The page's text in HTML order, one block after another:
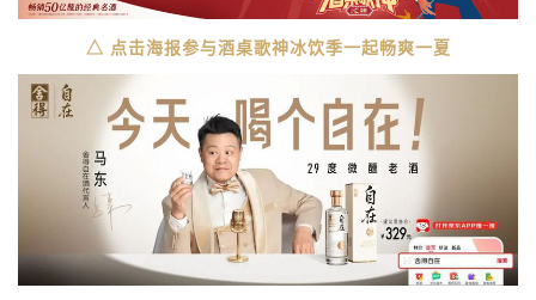
△ 点击海报参与酒桌歌神冰饮季一起畅爽一夏